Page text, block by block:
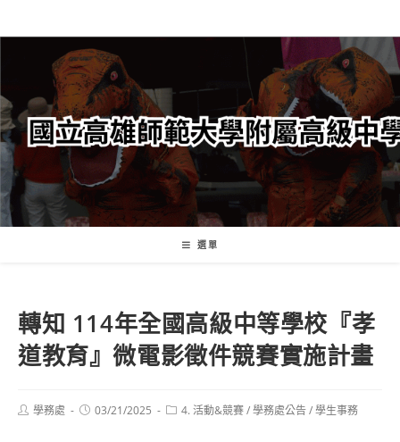
轉
要
內
容
選單
轉知 114年全國高級中等學校『孝
道教育』微電影徵件競賽實施計畫
Post學務處
Post03/21/2025
Post4. 活動&競賽/學務處公告/學生事務